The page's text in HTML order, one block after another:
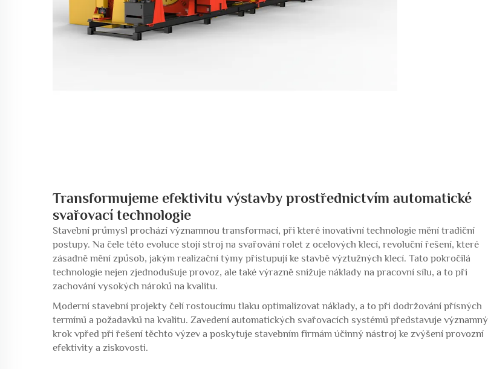
Transformujeme efektivitu výstavby prostřednictvím automatické
svařovací technologie
Stavební průmysl prochází významnou transformací, při které inovativní technologie mění tradiční
postupy. Na čele této evoluce stojí stroj na svařování rolet z ocelových klecí, revoluční řešení, které
zásadně mění způsob, jakým realizační týmy přistupují ke stavbě výztužných klecí. Tato pokročilá
technologie nejen zjednodušuje provoz, ale také výrazně snižuje náklady na pracovní sílu, a to při
zachování vysokých nároků na kvalitu.
Moderní stavební projekty čelí rostoucímu tlaku optimalizovat náklady, a to při dodržování přísných
termínů a požadavků na kvalitu. Zavedení automatických svařovacích systémů představuje významný
krok vpřed při řešení těchto výzev a poskytuje stavebním firmám účinný nástroj ke zvýšení provozní
efektivity a ziskovosti.